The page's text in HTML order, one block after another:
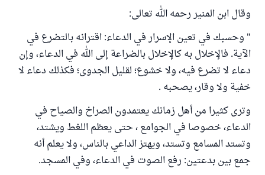
وقال ابن المنير رحمه الله تعالى:
" وحسبك في تعين الإسرار في الدعاء: اقترانه بالتضرع في
الآية. فالإخلال به كالإخلال بالضراعة إلى الله في الدعاء، وإن
دعاء لا تضرع فيه، ولا خشوع؛ لقليل الجدوى؛ فكذلك دعاء لا
خفية ولا وقار، يصحبه .
وترى كثيرا من أهل زمانك يعتمدون الصراخ والصياح في
الدعاء، خصوصا في الجوامع ، حتى يعظم اللغط ويشتد،
وتستد المسامع وتستد، ويهتز الداعي بالناس، ولا يعلم أنه
جمع بين بدعتين: رفع الصوت في الدعاء، وفي المسجد.